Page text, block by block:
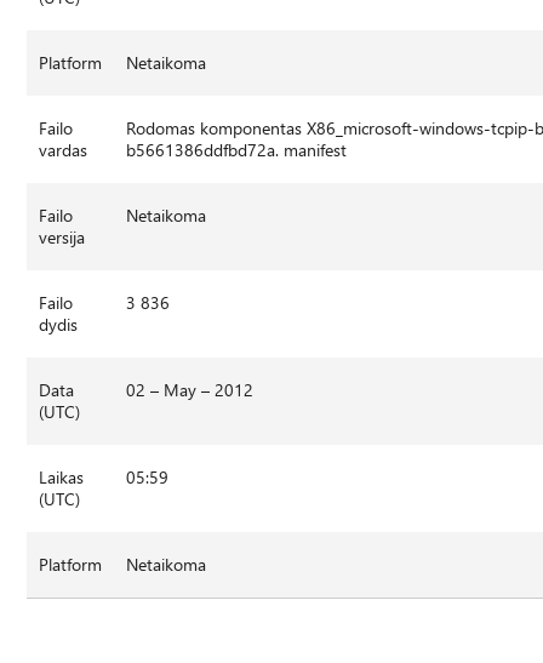
Platform Netaikoma
Failo
vardas
Rodomas komponentas X86_microsoft-windows-
b5661386ddfbd72a. manifest
Failo
versija
Netaikoma
Failo
dydis
3 836
Data
(UTC)
02 – May – 2012
Laikas
(UTC)
05:59
Platform Netaikoma